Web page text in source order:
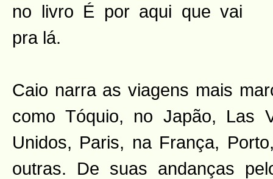
no livro É por aqui que vai
pra lá.
Caio narra as viagens mais
como Tóquio, no Japão, Las
Unidos, Paris, na França,
outras. De suas andanças